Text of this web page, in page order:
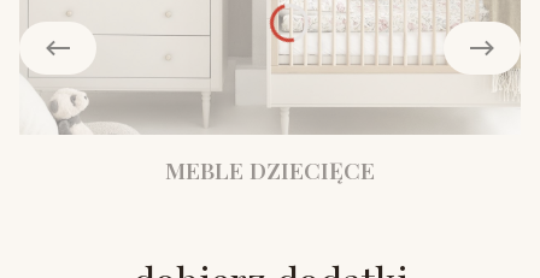
MEBLE DZIECIĘCE